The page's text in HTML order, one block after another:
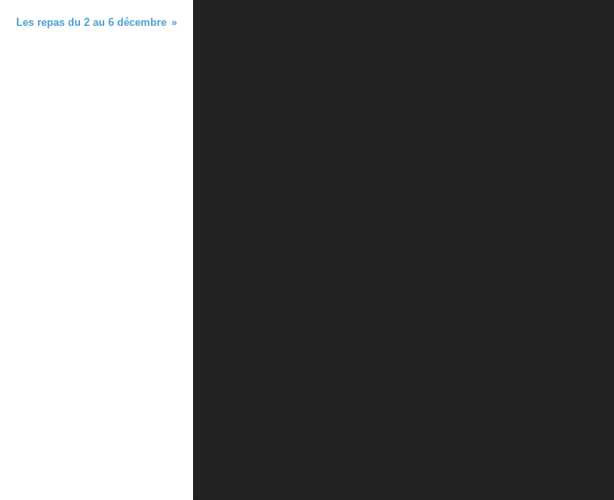
Les repas du 2 au 6 décembre